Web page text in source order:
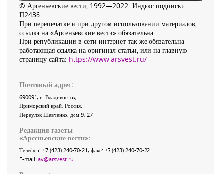
© Арсеньевские вести, 1992—2022. Индекс подписки:
П2436
При перепечатке и при другом использовании материалов,
ссылка на «Арсеньевские вести» обязательна.
При републикации в сети интернет так же обязательна
работающая ссылка на оригинал статьи, или на главную
страницу сайта: https://www.arsvest.ru/
Почтовый адрес:
690091, г. Владивосток,
Приморский край, Россия
Переулок Шевченко, дом 9, 27
Редакция газеты
«Арсеньевские вести»:
Телефон: +7 (423) 240-70-21, факс: +7 (423) 240-70-22
E-mail: av@arsvest.ru